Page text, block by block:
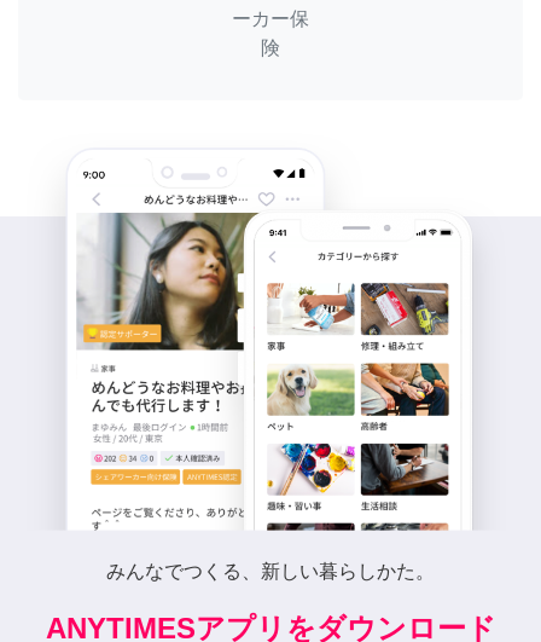
ーカー保
険
みんなでつくる、新しい暮らしかた。
ANYTIMESアプリをダウンロード